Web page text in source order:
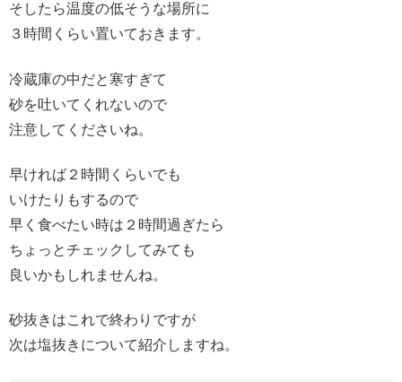
そしたら温度の低そうな場所に
３時間くらい置いておきます。
冷蔵庫の中だと寒すぎて
砂を吐いてくれないので
注意してくださいね。
早ければ２時間くらいでも
いけたりもするので
早く食べたい時は２時間過ぎたら
ちょっとチェックしてみても
良いかもしれませんね。
砂抜きはこれで終わりですが
次は塩抜きについて紹介しますね。